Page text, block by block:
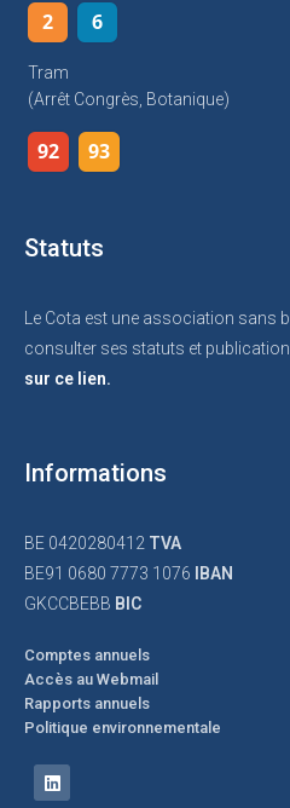
2 6
Tram
(arrêt Congrès, Botanique)
92 93
Statuts
Le Cota est une association sans
consulter ses statuts et
sur ce lien.
Informations
BE 0420280412 TVA
BE91 0680 7773 1076
IBAN
GKCCBEBB BIC
Comptes annuels
Accès au Webmail
Rapports annuels
Politique environnementale